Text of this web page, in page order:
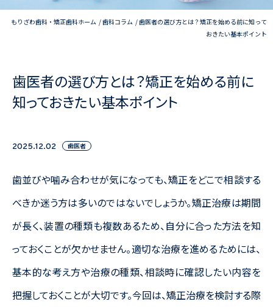
もりざわ歯科・矯正歯科ホーム 歯科コラム
歯医者の選び方とは？矯正を始める前に知って
おきたい基本ポイント
歯医者の選び方とは？矯正を始める前に
知っておきたい基本ポイント
2025.12.02 歯医者
歯並びや噛み合わせが気になっても、矯正をどこで相談する
べきか迷う方は多いのではないでしょうか。矯正治療は期間
が長く、装置の種類も複数あるため、自分に合った方法を知
っておくことが欠かせません。適切な治療を進めるためには、
基本的な考え方や治療の種類、相談時に確認したい内容を
把握しておくことが大切です。今回は、矯正治療を検討する際